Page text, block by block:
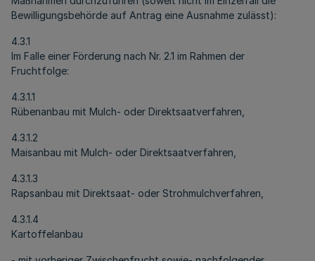
Bewilligungsbehörde auf Antrag eine Ausnahme zulässt):
4.3.1
Im Falle einer Förderung nach Nr. 2.1 im Rahmen der
Fruchtfolge:
4.3.1.1
Rübenanbau mit Mulch- oder Direktsaatverfahren,
4.3.1.2
Maisanbau mit Mulch- oder Direktsaatverfahren,
4.3.1.3
Rapsanbau mit Direktsaat- oder Strohmulchverfahren,
4.3.1.4
Kartoffelanbau